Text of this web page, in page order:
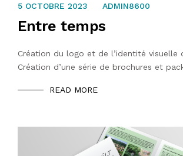
31 JUILLET 2023
5 OCTOBRE 2023 ADMIN8600
Entre temps
Création du logo et de l’identité visuelle
Création d’une série de brochures et
READ MORE